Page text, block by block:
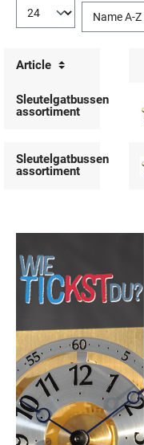
Article
Sleutelgatbussen
assortiment
Sleutelgatbussen
assortiment